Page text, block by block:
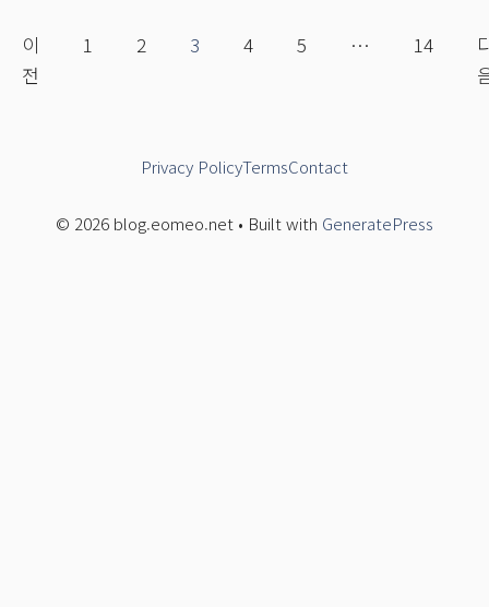
이
전
1 2 3 4 5 … 14
© 2026 blog.eomeo.net • Built with GeneratePress
Privacy PolicyTermsContact